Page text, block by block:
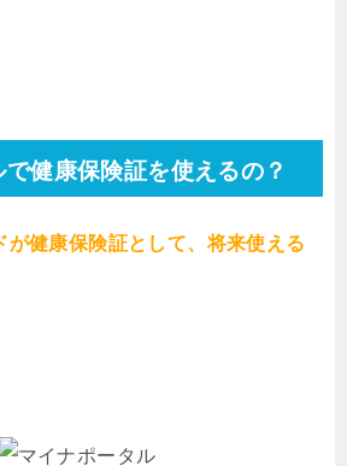
健康保険証を使えるの？
が健康保険証として、将来使える